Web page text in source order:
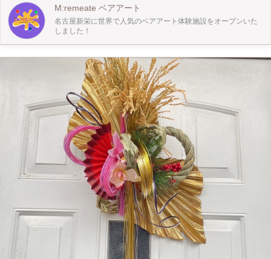
フィギュアを選んでいただけます。 追加体験でミニストラップ（6〜8cm）もご
ざいます。 【M:remeateおすすめ】※他店舗だと制限や有料 ・カラー選びは何
種類でもOK ・ラメはつけ放題 ・匂いの少ない絵の具を使用 ・プライベート空間
なので周りの目が気にならない ※お子様が十分にアート性を出していただくた
め！ 【どんな人が体験？】 ・幼稚園、保育園の小さなお子様〜小学生の方でも
ご家族で体験可能！ ※ご家族での体験がかなり多いです。 ・簡単なアートなの
で初心者の方でもスタッフが丁寧に製作をお手伝いさせていただきます。 ・ご
家族、ご友人、カップルの方など誰でもご参加いただけます！ 【体験価格（税
込）】 23cm 8,500円 32cm 11,500円 ストラップ 1,500円 カラー剤やラメなど全
て込みとなります。
M:remeate ベアアート
名古屋新栄に世界で人気のベアアート体験施設をオープンいた
しました！